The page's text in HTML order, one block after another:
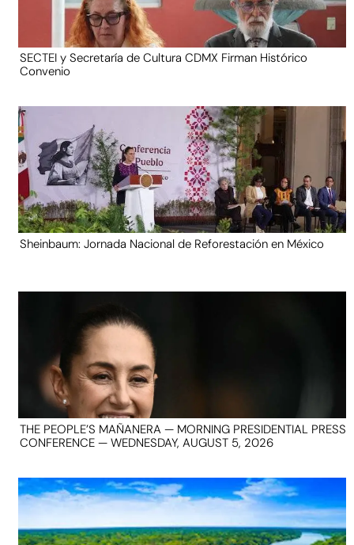
SECTEI y Secretaría de Cultura CDMX Firman Histórico
Convenio
Sheinbaum: Jornada Nacional de Reforestación en México
THE PEOPLE’S MAÑANERA — MORNING PRESIDENTIAL PRESS
CONFERENCE — WEDNESDAY, AUGUST 5, 2026